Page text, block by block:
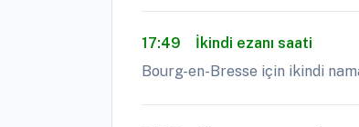
17:49
İkindi ezanı saati
Bourg-en-Bresse için ikindi